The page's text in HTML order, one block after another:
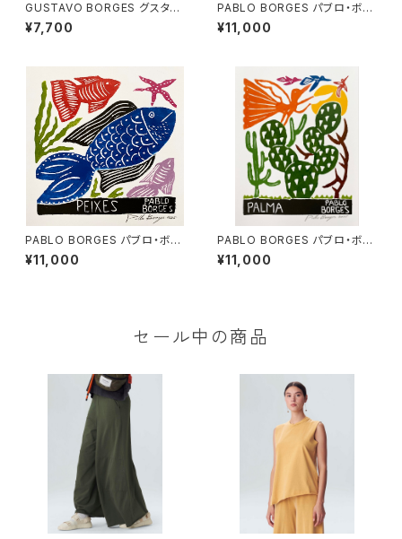
GUSTAVO BORGES グスタ
ボ・ボルジェス 木版画 S【BUM
BA-MEU-BOI】
¥7,700
PABLO BORGES パブロ・ボル
ジェス 木版画S【GIRASSOL】
¥11,000
PABLO BORGES パブロ・ボル
ジェス 木版画S【PEIXES】
¥11,000
PABLO BORGES パブロ・ボル
ジェス 木版画S【PALMA】
¥11,000
セール中の商品